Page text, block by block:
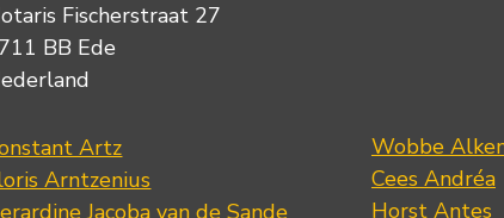
Fischerstraat 27
BB Ede
Artz
Arntzenius
Wobbe
Cees Andréa
Horst Antes